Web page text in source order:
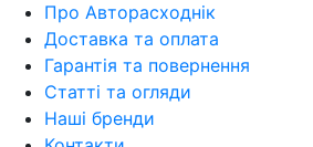
Про Авторасходнік
Доставка та оплата
Гарантія та повернення
Статті та огляди
Наші бренди